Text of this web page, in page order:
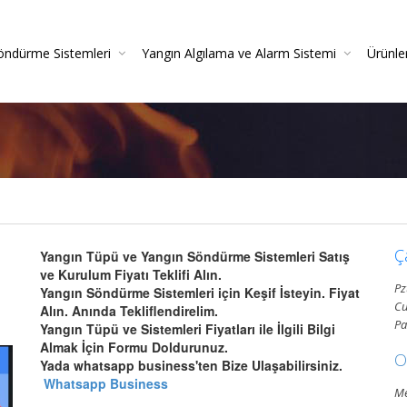
Sistemleri Yangın Algılama ve Alarm Sistemi
Yangın Tüpü ve Yangın Söndürme Sistemleri Satış
ve Kurulum Fiyatı Teklifi Alın.
Yangın Söndürme Sistemleri için Keşif İsteyin. Fiyat
Alın. Anında Tekliflendirelim.
Yangın Tüpü ve Sistemleri Fiyatları ile İlgili Bilgi
Almak İçin Formu Doldurunuz.
Yada whatsapp business'ten Bize Ulaşabilirsiniz.
Whatsapp Business